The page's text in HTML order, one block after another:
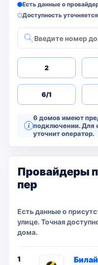
Есть данные о
Доступность уточняется
2
6/1
6 домов имеют
подключении. Для
уточнит оператор.
Провайдеры
пер
Есть данные о
улице. Точная
дома.
1